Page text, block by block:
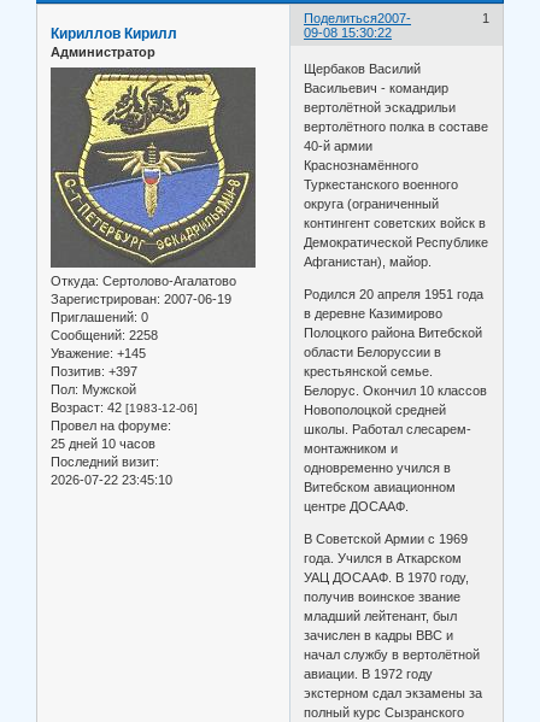
Поделиться 1
2007-
09-08 15:30:22
Кириллов Кирилл
Администратор
Откуда: Сертолово-Агалатово
Зарегистрирован: 2007-06-19
Приглашений: 0
Сообщений: 2258
Уважение: +145
Позитив: +397
Пол: Мужской
Возраст: 42 [1983-12-06]
Провел на форуме:
25 дней 10 часов
Последний визит:
2026-07-22 23:45:10
Щербаков Василий
Васильевич - командир
вертолётной эскадрильи
вертолётного полка в составе
40-й армии
Краснознамённого
Туркестанского военного
округа (ограниченный
контингент советских войск в
Демократической Республике
Афганистан), майор.
Родился 20 апреля 1951 года
в деревне Казимирово
Полоцкого района Витебской
области Белоруссии в
крестьянской семье.
Белорус. Окончил 10 классов
Новополоцкой средней
школы. Работал слесарем-
монтажником и
одновременно учился в
Витебском авиационном
центре ДОСААФ.
В Советской Армии с 1969
года. Учился в Аткарском
УАЦ ДОСААФ. В 1970 году,
получив воинское звание
младший лейтенант, был
зачислен в кадры ВВС и
начал службу в вертолётной
авиации. В 1972 году
экстерном сдал экзамены за
полный курс Сызранского